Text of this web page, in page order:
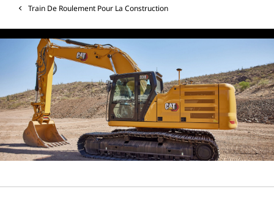
Train De Roulement Pour La Construction